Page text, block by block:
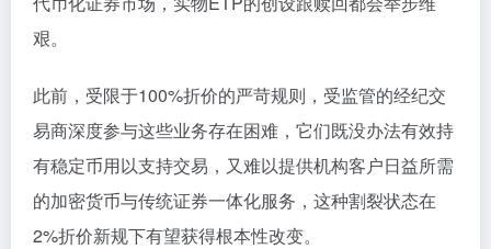
艰。
此前，受限于100%折价的严苛规则，受监管的经纪交
易商深度参与这些业务存在困难，它们既没办法有效持
有稳定币用以支持交易，又难以提供机构客户日益所需
的加密货币与传统证券一体化服务，这种割裂状态在
2%折价新规下有望获得根本性改变。